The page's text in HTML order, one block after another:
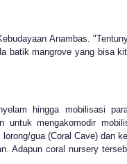
Anambas.
batik mangrove yang bisa
hingga mobilisasi
untuk mengakomodir
gua (Coral Cave) dan
Adapun coral nursery